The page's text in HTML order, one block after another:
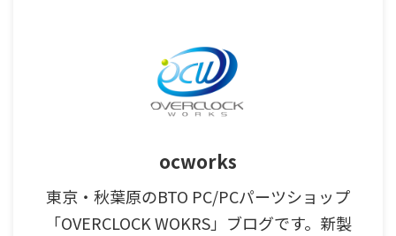
ocworks
東京・秋葉原のBTO PC/PCパーツショップ
「OVERCLOCK WOKRS」ブログです。新製